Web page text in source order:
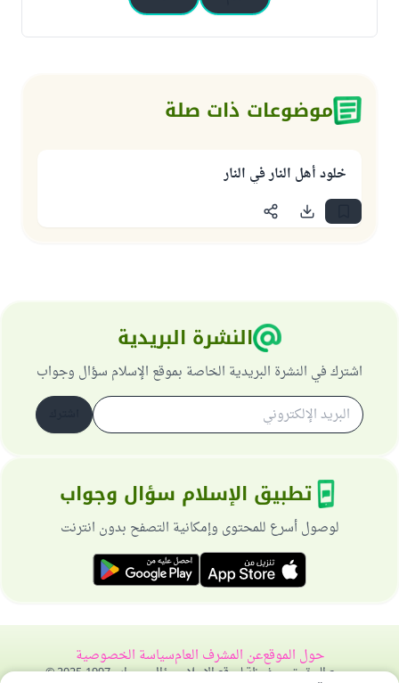
موضوعات ذات صلة
خلود أهل النار في النار
النشرة البريدية
اشترك في النشرة البريدية الخاصة بموقع الإسلام سؤال وجواب
تطبيق الإسلام سؤال وجواب
لوصول أسرع للمحتوى وإمكانية التصفح بدون انترنت
حول الموقععن المشرف العامسياسة الخصوصية
جميع الحقوق محفوظة لموقع الإسلام سؤال وجواب 1997-2025 ©